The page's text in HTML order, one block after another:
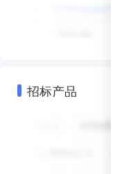
招标产品